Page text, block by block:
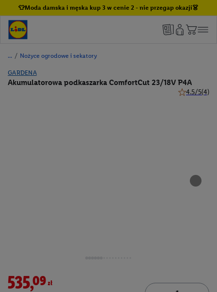
👕Moda damska i męska kup 3 w cenie 2 - nie przegap okazji👗
/ Nożyce ogrodowe i sekatory
GARDENA
Akumulatorowa podkaszarka ComfortCut 23/18V P4A
4.5/5(4)
535,09zł